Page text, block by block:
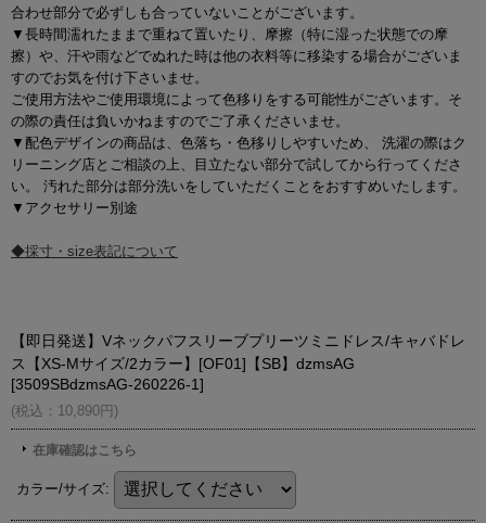
合わせ部分で必ずしも合っていないことがございます。
▼長時間濡れたままで重ねて置いたり、摩擦（特に湿った状態での摩
擦）や、汗や雨などでぬれた時は他の衣料等に移染する場合がございま
すのでお気を付け下さいませ。
ご使用方法やご使用環境によって色移りをする可能性がございます。そ
の際の責任は負いかねますのでご了承くださいませ。
▼配色デザインの商品は、色落ち・色移りしやすいため、 洗濯の際はク
リーニング店とご相談の上、目立たない部分で試してから行ってくださ
い。 汚れた部分は部分洗いをしていただくことをおすすめいたします。
▼アクセサリー別途
◆採寸・size表記について